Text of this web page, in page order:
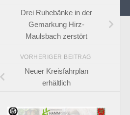
Drei Ruhebänke in der
Gemarkung Hirz-
Maulsbach zerstört
VORHERIGER BEITRAG
Neuer Kreisfahrplan
erhältlich